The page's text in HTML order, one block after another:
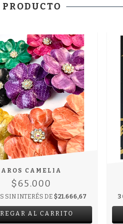
AROS CAMELIA
$65.000
SIN INTERÉS DE $21.666,67
AL CARRITO
3